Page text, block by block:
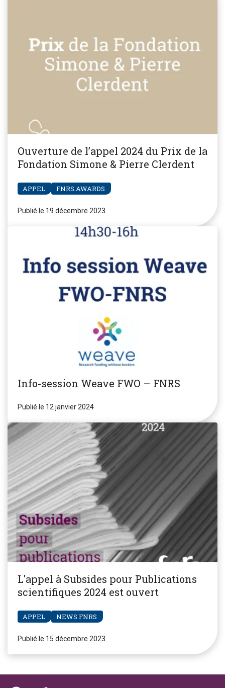
Ouverture de l’appel 2024 du Prix de la
Fondation Simone & Pierre Clerdent
APPEL FNRS.AWARDS
Publié le 19 décembre 2023
Info-session Weave FWO – FNRS
Publié le 12 janvier 2024
L'appel à Subsides pour Publications
scientifiques 2024 est ouvert
APPEL NEWS FNRS
Publié le 15 décembre 2023